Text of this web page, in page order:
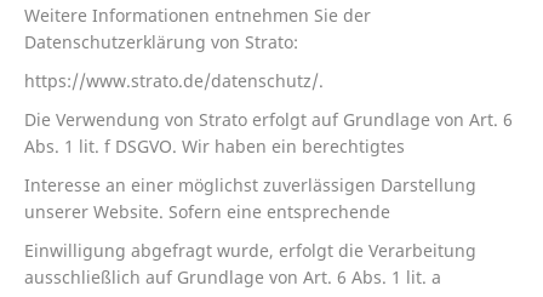
Weitere Informationen entnehmen Sie der
Datenschutzerklärung von Strato:
https://www.strato.de/datenschutz/.
Die Verwendung von Strato erfolgt auf Grundlage von Art. 6
Abs. 1 lit. f DSGVO. Wir haben ein berechtigtes
Interesse an einer möglichst zuverlässigen Darstellung
unserer Website. Sofern eine entsprechende
Einwilligung abgefragt wurde, erfolgt die Verarbeitung
ausschließlich auf Grundlage von Art. 6 Abs. 1 lit. a